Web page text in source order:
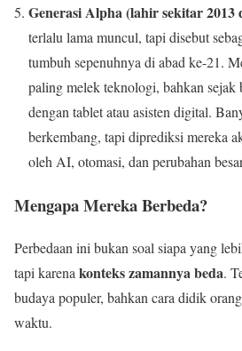
Generasi Alpha (lahir sekitar 2013
terlalu lama muncul, tapi disebut
tumbuh sepenuhnya di abad ke-21.
paling melek teknologi, bahkan sejak
dengan tablet atau asisten digital.
berkembang, tapi diprediksi mereka
oleh AI, otomasi, dan perubahan
Mengapa Mereka Berbeda?
Perbedaan ini bukan soal siapa yang
tapi karenakonteks zamannya beda.
budaya populer, bahkan cara didik
waktu.